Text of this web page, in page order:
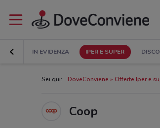
IN EVIDENZA IPER E SUPER
Sei qui: DoveConviene Offerte Iper e
Coop